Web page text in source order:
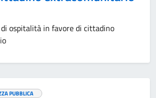
ospitalità in favore di cittadino
PUBBLICA